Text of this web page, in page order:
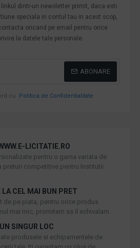
dintr-un newsletter primit, daca esti
speciala in contul tau in acest scop,
oricand pe email pentru orice
la datele tale personale.
ABONARE
cu Politica de Confidentialitate
LICITATIE.RO
pentru o gama variata de
competitive pentru Institutii
CEL MAI BUN PRET
de pe piata, pentru orice produs
mai mic, promitem sa il echivalam.
SINGUR LOC
produsele si echipamentele de
tale. Iti garantam un plus de